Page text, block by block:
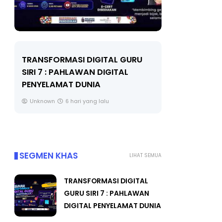
MAJLIS ANUGERAH FFK
(FESTIVAL LENSA PENDIDIKAN -
FLeP) 2026
Unknown 7 hari yang lalu
LIHAT SEMUA
SEGMEN KHAS
TRANSFORMASI DIGITAL
GURU SIRI 7 : PAHLAWAN
DIGITAL PENYELAMAT DUNIA